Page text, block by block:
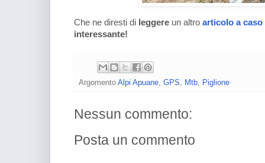
Che ne diresti di leggere un altro articolo a caso
interessante!
Argomento Alpi Apuane GPS Mtb Piglione
Nessun commento:
Posta un commento